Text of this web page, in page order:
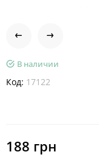
В наличии
Код: 17122
188 грн